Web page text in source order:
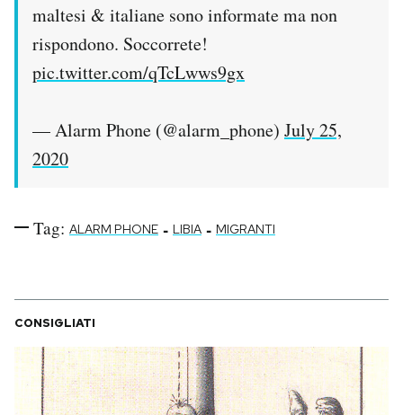
maltesi & italiane sono informate ma non
rispondono. Soccorrete!
pic.twitter.com/qTcLwws9gx
— Alarm Phone (@alarm_phone) July 25,
2020
Tag: ALARM PHONE - LIBIA - MIGRANTI
CONSIGLIATI